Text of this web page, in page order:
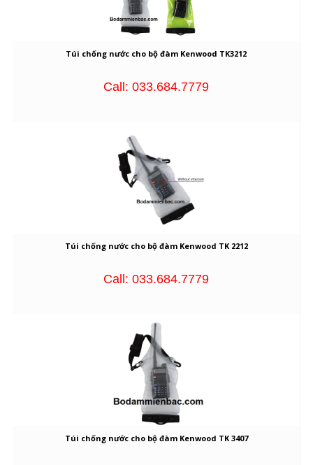
Túi chống nước cho bộ đàm Kenwood TK3212
Call: 033.684.7779
Túi chống nước cho bộ đàm Kenwood TK 2212
Call: 033.684.7779
Túi chống nước cho bộ đàm Kenwood TK 3407